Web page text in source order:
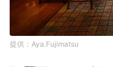
Aya.Fujimatsu